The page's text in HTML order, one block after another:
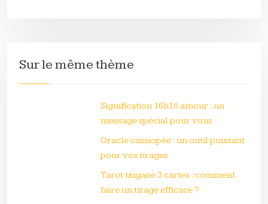
Sur le même thème
Signification 16h16 amour : un
message spécial pour vous
Oracle cassiopée : un outil puissant
pour vos tirages
Tarot tzigane 3 cartes : comment
faire un tirage efficace ?